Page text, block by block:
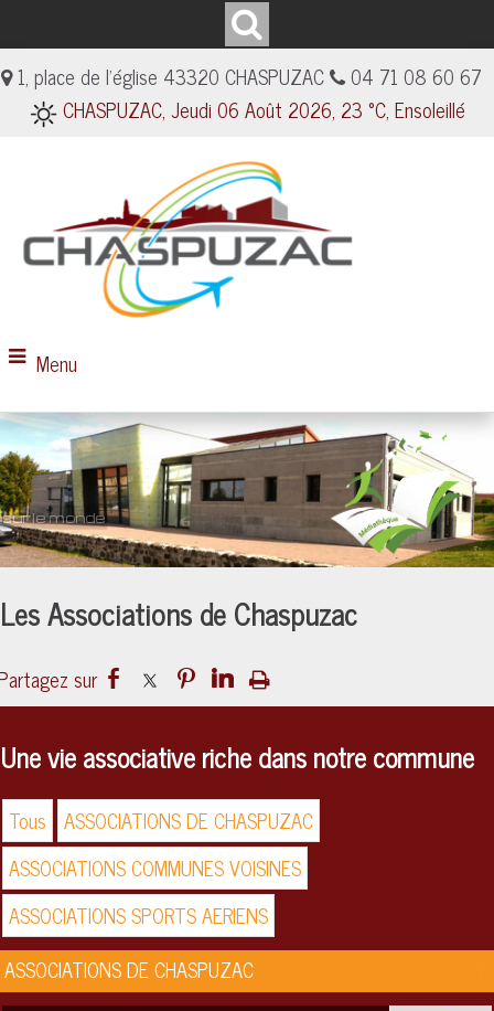
1, place de l'église 43320 CHASPUZAC
04 71 08 60 67
CHASPUZAC, Jeudi 06 Août 2026, 23 °C, Ensoleillé
Menu
Un lieuculturelouvert sur le monde
Les Associations de Chaspuzac
Une vie associative riche dans notre commune
Tous ASSOCIATIONS DE CHASPUZAC
ASSOCIATIONS COMMUNES VOISINES
ASSOCIATIONS SPORTS AERIENS
ASSOCIATIONS DE CHASPUZAC